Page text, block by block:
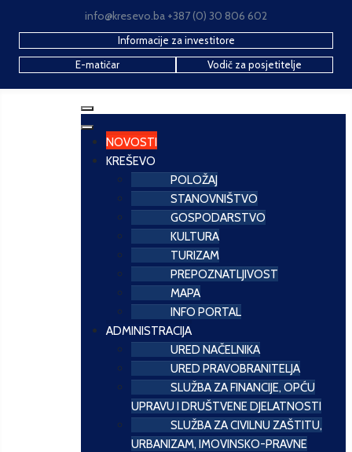
info@kresevo.ba +387 (0) 30 806 602
Informacije za investitore
E-matičar
Vodič za posjetitelje
NOVOSTI
KREŠEVO
POLOŽAJ
STANOVNIŠTVO
GOSPODARSTVO
KULTURA
TURIZAM
PREPOZNATLJIVOST
MAPA
INFO PORTAL
ADMINISTRACIJA
URED NAČELNIKA
URED PRAVOBRANITELJA
SLUŽBA ZA FINANCIJE, OPĆU
UPRAVU I DRUŠTVENE DJELATNOSTI
SLUŽBA ZA CIVILNU ZAŠTITU,
URBANIZAM, IMOVINSKO-PRAVNE